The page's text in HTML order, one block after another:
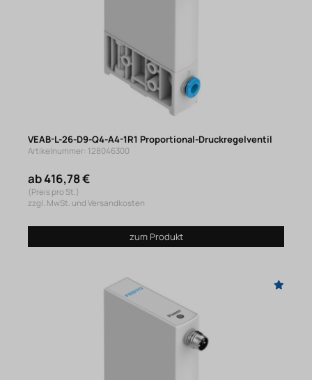
VEAB-L-26-D9-Q4-A4-1R1 Proportional-Druckregelventil
Artikelnummer: 128046300
ab 416,78 €
(Preis pro St.)
zzgl. MwSt. und Versandkosten
zum Produkt